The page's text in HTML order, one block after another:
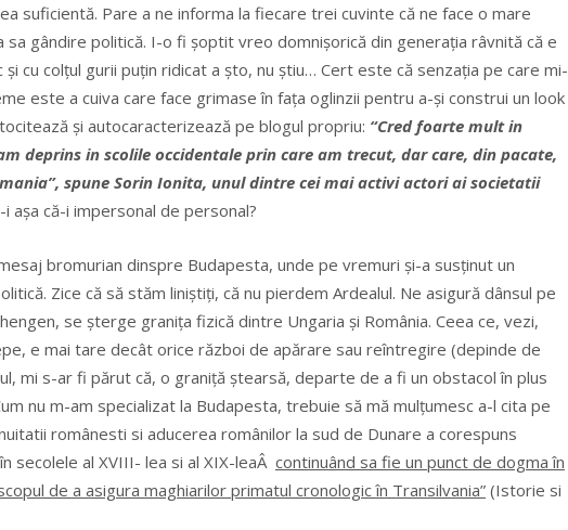
suficientă. Pare a ne informa la fiecare trei cuvinte că ne face o mare
sa gândire politică. I-o fi șoptit vreo domnișorică din generația râvnită că e
cu colțul gurii puțin ridicat a șto, nu știu… Cert este că senzația pe care mi-
este a cuiva care face grimase în fața oglinzii pentru a-și construi un look
și autocaracterizează pe blogul propriu: “Cred foarte mult in
deprins in scolile occidentale prin care am trecut, dar care, din pacate,
spune Sorin Ionita, unul dintre cei mai activi actori ai societatii
i așa că-i impersonal de personal?
bromurian dinspre Budapesta, unde pe vremuri și-a susținut un
Zice că să stăm liniștiți, că nu pierdem Ardealul. Ne asigură dânsul pe
se șterge granița fizică dintre Ungaria și România. Ceea ce, vezi,
e mai tare decât orice război de apărare sau reîntregire (depinde de
mi s-ar fi părut că, o graniță ștearsă, departe de a fi un obstacol în plus
nu m-am specializat la Budapesta, trebuie să mă mulțumesc a-l cita pe
românesti si aducerea românilor la sud de Dunare a corespuns
secolele al XVIII- lea si al XIX-leaÂ continuând sa fie un punct de dogma în
de a asigura maghiarilor primatul cronologic în Transilvania” (Istorie si